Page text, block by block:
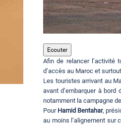
Ecouter
Afin de relancer l’activité
d’accès au Maroc et
Les touristes arrivant au
avant d’embarquer à
notamment la campagne
Pour Hamid Bentahar,
au moins l’alignement sur